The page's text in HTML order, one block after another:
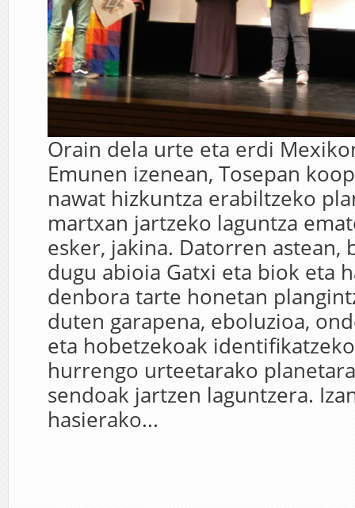
Orain dela urte eta erdi
Emunen izenean, Tosepan
nawat hizkuntza erabiltzeko
martxan jartzeko laguntza
esker, jakina. Datorren
dugu abioia Gatxi eta biok eta
denbora tarte honetan
duten garapena, eboluzioa,
eta hobetzekoak
hurrengo urteetarako
sendoak jartzen laguntzera.
hasierako...